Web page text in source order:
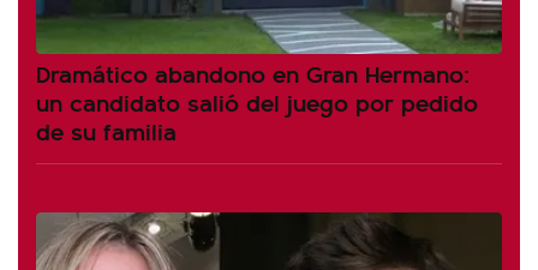
Dramático abandono en Gran Hermano:
un candidato salió del juego por pedido
de su familia